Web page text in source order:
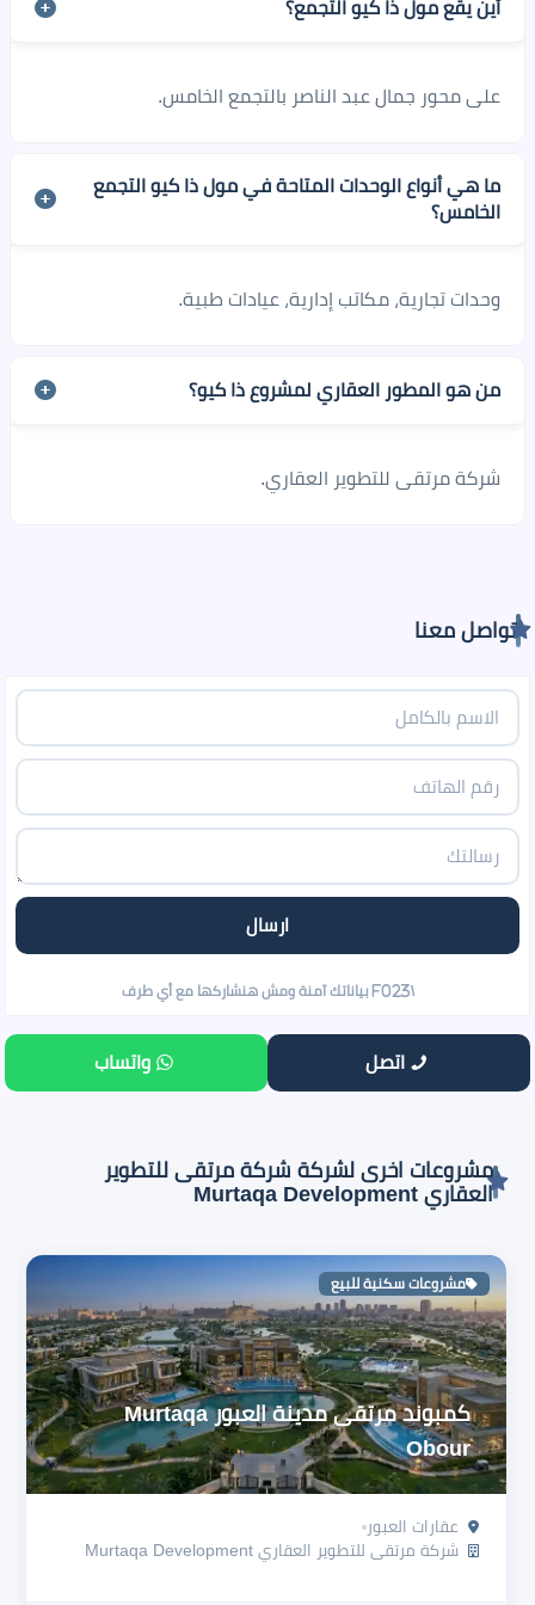
أين يقع مول ذا كيو التجمع؟
على محور جمال عبد الناصر بالتجمع الخامس.
ما هي أنواع الوحدات المتاحة في مول ذا كيو التجمع
الخامس؟
وحدات تجارية، مكاتب إدارية، عيادات طبية.
من هو المطور العقاري لمشروع ذا كيو؟
شركة مرتقى للتطوير العقاري.
تواصل معنا
اتصل واتساب
مشروعات اخرى لشركة شركة مرتقى للتطوير
العقاري Murtaqa Development
مشروعات سكنية للبيع
كمبوند مرتقى مدينة العبور Murtaqa
Obour
عقارات العبور
شركة مرتقى للتطوير العقاري Murtaqa Development